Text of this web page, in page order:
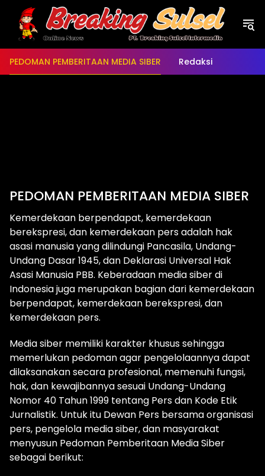
Langsung
konten
PEDOMAN PEMBERITAAN MEDIA SIBER Redaksi
PEDOMAN PEMBERITAAN MEDIA SIBER
Kemerdekaan berpendapat, kemerdekaan
berekspresi, dan kemerdekaan pers adalah hak
asasi manusia yang dilindungi Pancasila, Undang-
Undang Dasar 1945, dan Deklarasi Universal Hak
Asasi Manusia PBB. Keberadaan media siber di
Indonesia juga merupakan bagian dari kemerdekaan
berpendapat, kemerdekaan berekspresi, dan
kemerdekaan pers.
Media siber memiliki karakter khusus sehingga
memerlukan pedoman agar pengelolaannya dapat
dilaksanakan secara profesional, memenuhi fungsi,
hak, dan kewajibannya sesuai Undang-Undang
Nomor 40 Tahun 1999 tentang Pers dan Kode Etik
Jurnalistik. Untuk itu Dewan Pers bersama organisasi
pers, pengelola media siber, dan masyarakat
menyusun Pedoman Pemberitaan Media Siber
sebagai berikut: